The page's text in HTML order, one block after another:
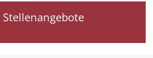
Stellenangebote